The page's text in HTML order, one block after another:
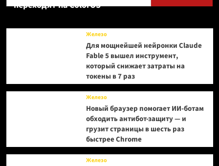
переходят на ColorOS
Железо
Для мощнейшей нейронки Claude
Fable 5 вышел инструмент,
который снижает затраты на
токены в 7 раз
Железо
Новый браузер помогает ИИ-ботам
обходить антибот-защиту — и
грузит страницы в шесть раз
быстрее Chrome
Железо